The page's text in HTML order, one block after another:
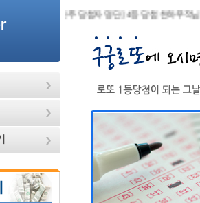
[지난주 당첨자 명단] 4등 당첨 천하무적님 , 4